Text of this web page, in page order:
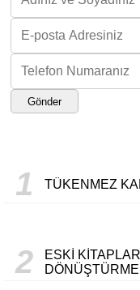
Gönder
1 TÜKENMEZ
2
ESKI